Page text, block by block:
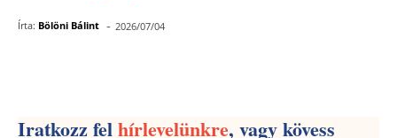
Írta: Bölöni Bálint - 2026/07/04
Iratkozz felhírlevelünkre, vagy kövess